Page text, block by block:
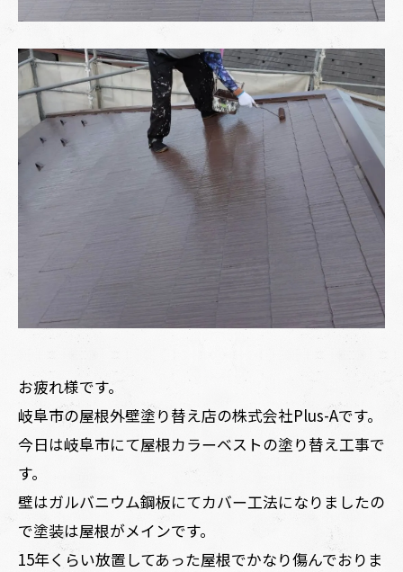
お疲れ様です。
岐阜市の屋根外壁塗り替え店の株式会社Plus-Aです。
今日は岐阜市にて屋根カラーベストの塗り替え工事で
す。
壁はガルバニウム鋼板にてカバー工法になりましたの
で塗装は屋根がメインです。
15年くらい放置してあった屋根でかなり傷んでおりま